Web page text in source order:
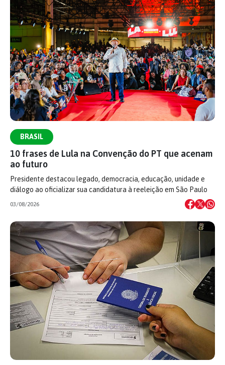
BRASIL
10 frases de Lula na Convenção do PT que acenam
ao futuro
Presidente destacou legado, democracia, educação, unidade e
diálogo ao oficializar sua candidatura à reeleição em São Paulo
03/08/2026